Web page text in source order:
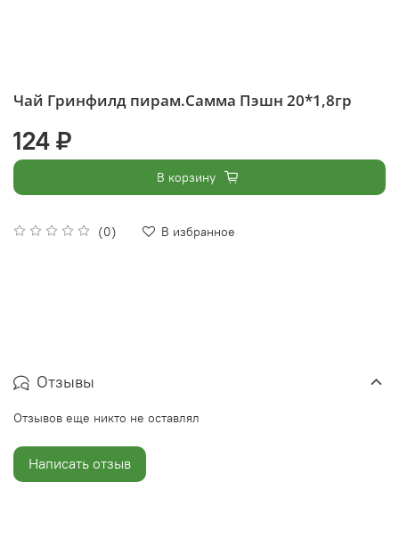
Чай Гринфилд пирам.Самма Пэшн 20*1,8гр
(0) В избранное
124 ₽
В корзину
Отзывы
Отзывов еще никто не оставлял
Написать отзыв